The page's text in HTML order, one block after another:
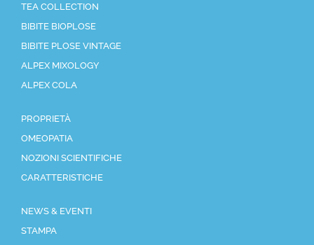
TEA COLLECTION
BIBITE BIOPLOSE
BIBITE PLOSE VINTAGE
ALPEX MIXOLOGY
ALPEX COLA
PROPRIETÀ
OMEOPATIA
NOZIONI SCIENTIFICHE
CARATTERISTICHE
NEWS & EVENTI
STAMPA